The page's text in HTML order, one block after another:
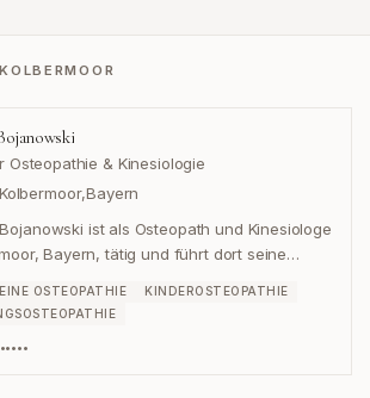
Osteopathie & Kinesiologie
Kolbermoor,Bayern
ist als Osteopath und Kinesiologe
Bayern, tätig und führt dort seine
OSTEOPATHIE
KINDEROSTEOPATHIE